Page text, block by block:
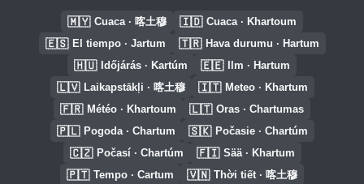
🇲🇾 Cuaca · 喀土穆 🇮🇩 Cuaca · Khartoum
🇪🇸 El tiempo · Jartum 🇹🇷 Hava durumu · Hartum
🇭🇺 Időjárás · Kartúm 🇪🇪 Ilm · Hartum
🇱🇻 Laikapstākļi · 喀土穆 🇮🇹 Meteo · Khartum
🇫🇷 Météo · Khartoum 🇱🇹 Oras · Chartumas
🇵🇱 Pogoda · Chartum 🇸🇰 Počasie · Chartúm
🇨🇿 Počasí · Chartúm 🇫🇮 Sää · Khartum
🇵🇹 Tempo · Cartum 🇻🇳 Thời tiết · 喀土穆